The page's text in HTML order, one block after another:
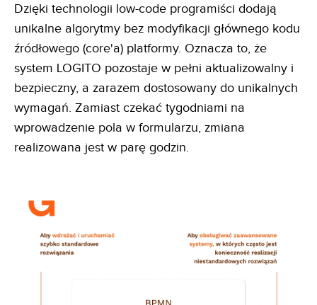
Dzięki technologii low-code programiści dodają
unikalne algorytmy bez modyfikacji głównego kodu
źródłowego (core'a) platformy. Oznacza to, że
system LOGITO pozostaje w pełni aktualizowalny i
bezpieczny, a zarazem dostosowany do unikalnych
wymagań. Zamiast czekać tygodniami na
wprowadzenie pola w formularzu, zmiana
realizowana jest w parę godzin.